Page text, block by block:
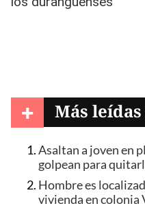
+ Más
Asaltan a joven en
golpean para
Hombre es
vivienda en colonia